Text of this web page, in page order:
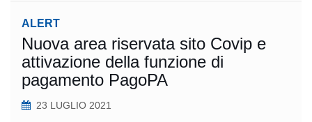
ALERT
Nuova area riservata sito Covip e
attivazione della funzione di
pagamento PagoPA
23 LUGLIO 2021